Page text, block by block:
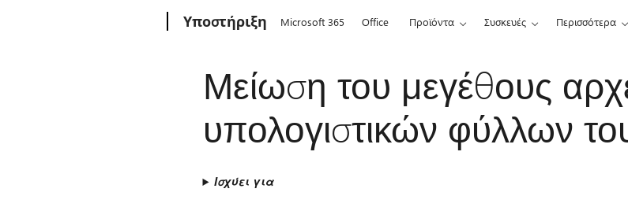
Υποστήριξη Microsoft 365 Office Προϊόντα Συσκευές Περισσότερα
Μείωση του μεγέθους
υπολογιστικών φύλλων
Ισχύει για